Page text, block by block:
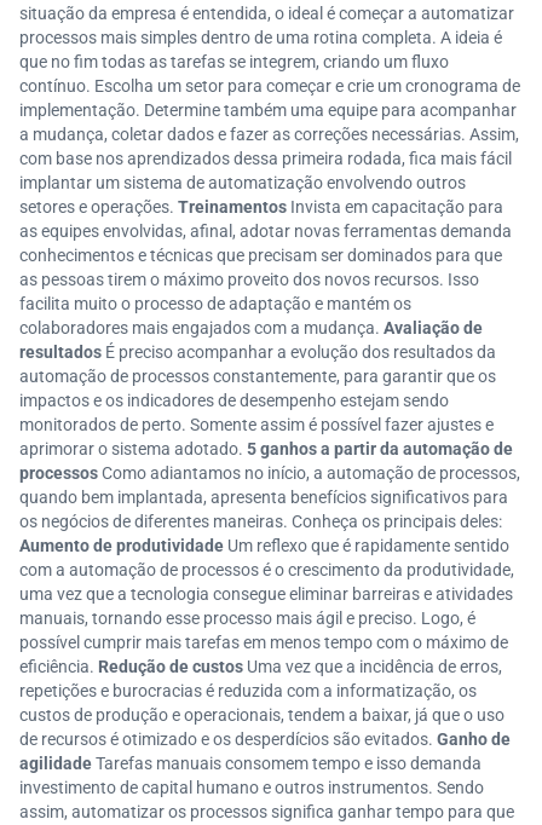
situação da empresa é entendida, o ideal é começar a automatizar
processos mais simples dentro de uma rotina completa. A ideia é
que no fim todas as tarefas se integrem, criando um fluxo
contínuo. Escolha um setor para começar e crie um cronograma de
implementação. Determine também uma equipe para acompanhar
a mudança, coletar dados e fazer as correções necessárias. Assim,
com base nos aprendizados dessa primeira rodada, fica mais fácil
implantar um sistema de automatização envolvendo outros
setores e operações. Treinamentos Invista em capacitação para
as equipes envolvidas, afinal, adotar novas ferramentas demanda
conhecimentos e técnicas que precisam ser dominados para que
as pessoas tirem o máximo proveito dos novos recursos. Isso
facilita muito o processo de adaptação e mantém os
colaboradores mais engajados com a mudança. Avaliação de
resultados É preciso acompanhar a evolução dos resultados da
automação de processos constantemente, para garantir que os
impactos e os indicadores de desempenho estejam sendo
monitorados de perto. Somente assim é possível fazer ajustes e
aprimorar o sistema adotado. 5 ganhos a partir da automação de
processosComo adiantamos no início, a automação de processos,
quando bem implantada, apresenta benefícios significativos para
os negócios de diferentes maneiras. Conheça os principais deles:
Aumento de produtividade Um reflexo que é rapidamente sentido
com a automação de processos é o crescimento da produtividade,
uma vez que a tecnologia consegue eliminar barreiras e atividades
manuais, tornando esse processo mais ágil e preciso. Logo, é
possível cumprir mais tarefas em menos tempo com o máximo de
eficiência. Redução de custos Uma vez que a incidência de erros,
repetições e burocracias é reduzida com a informatização, os
custos de produção e operacionais, tendem a baixar, já que o uso
de recursos é otimizado e os desperdícios são evitados. Ganho de
agilidadeTarefas manuais consomem tempo e isso demanda
investimento de capital humano e outros instrumentos. Sendo
assim, automatizar os processos significa ganhar tempo para que